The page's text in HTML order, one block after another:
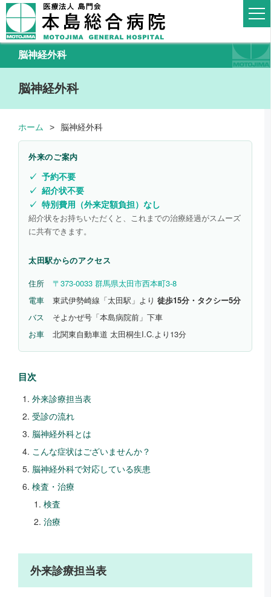
脳神経外科
脳神経外科
ホーム 脳神経外科
外来のご案内
予約不要
紹介状不要
特別費用（外来定額負担）なし
紹介状をお持ちいただくと、これまでの治療経過がスムーズ
に共有できます。
太田駅からのアクセス
住所
〒373-0033 群馬県太田市西本町3-8
電車
東武伊勢崎線「太田駅」より 徒歩15分・タクシー5分
バス
そよかぜ号「本島病院前」下車
お車
北関東自動車道 太田桐生I.C.より13分
目次
外来診療担当表
受診の流れ
脳神経外科とは
こんな症状はございませんか？
脳神経外科で対応している疾患
検査・治療
検査
治療
外来診療担当表